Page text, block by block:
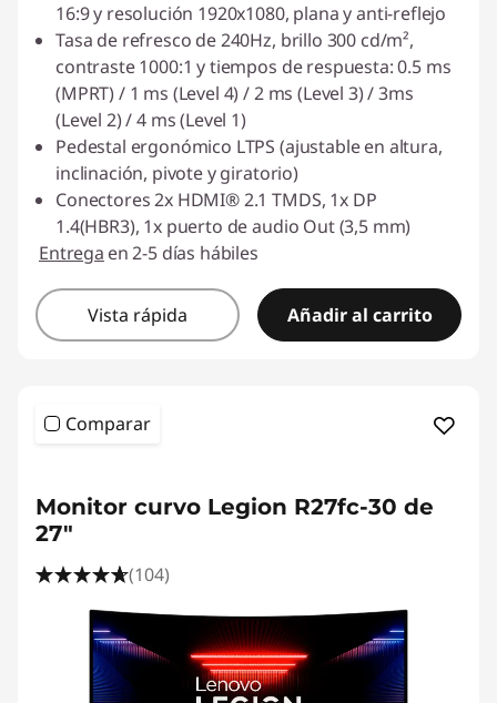
16:9 y resolución 1920x1080, plana y anti-reflejo
Tasa de refresco de 240Hz, brillo 300 cd/m²,
contraste 1000:1 y tiempos de respuesta: 0.5 ms
(MPRT) / 1 ms (Level 4) / 2 ms (Level 3) / 3ms
(Level 2) / 4 ms (Level 1)
Pedestal ergonómico LTPS (ajustable en altura,
inclinación, pivote y giratorio)
Conectores 2x HDMI® 2.1 TMDS, 1x DP
1.4(HBR3), 1x puerto de audio Out (3,5 mm)
Entrega en 2-5 días hábiles
Vista rápida Añadir al carrito
Comparar
Monitor curvo Legion R27fc-30 de
27"
(104)